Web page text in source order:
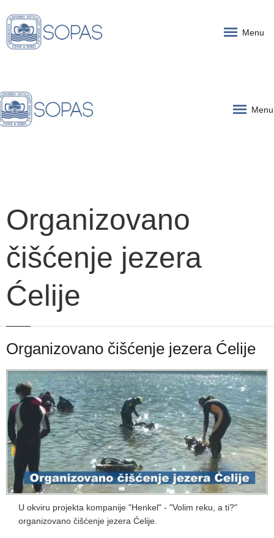
Menu
Menu
Organizovano
čišćenje jezera
Ćelije
Organizovano čišćenje jezera Ćelije
U okviru projekta kompanije "Henkel" - "Volim reku, a ti?"
organizovano čišćenje jezera Ćelije.